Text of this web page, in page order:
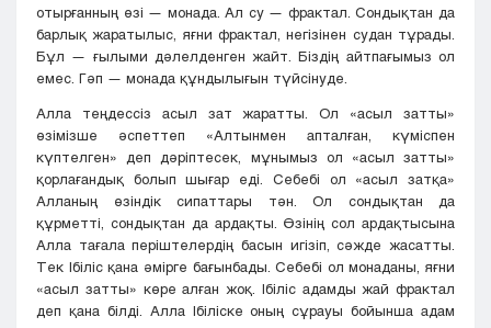
отырғанның өзі — монада. Ал су — фрактал. Сондықтан да
барлық жаратылыс, яғни фрактал, негізінен судан тұрады.
Бұл — ғылыми дәлелденген жайт. Біздің айтпағымыз ол
емес. Гәп — монада құндылығын түйсінуде.
Алла теңдессіз асыл зат жаратты. Ол «асыл затты»
өзімізше әспеттеп «Алтынмен апталған, күміспен
күптелген» деп дәріптесек, мұнымыз ол «асыл затты»
қорлағандық болып шығар еді. Себебі ол «асыл затқа»
Алланың өзіндік сипаттары тән. Ол сондықтан да
құрметті, сондықтан да ардақты. Өзінің сол ардақтысына
Алла тағала періштелердің басын игізіп, сәжде жасатты.
Тек Ібіліс қана әмірге бағынбады. Себебі ол монаданы, яғни
«асыл затты» көре алған жоқ. Ібіліс адамды жай фрактал
деп қана білді. Алла Ібіліске оның сұрауы бойынша адам